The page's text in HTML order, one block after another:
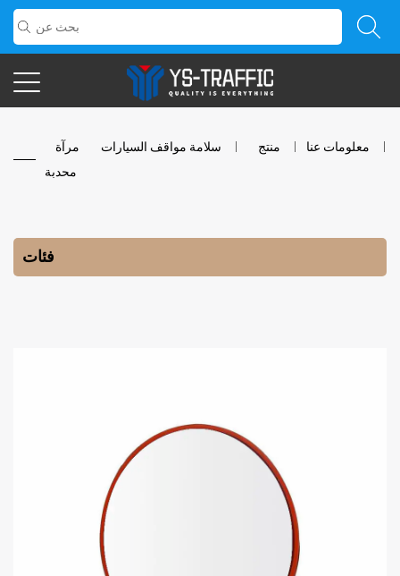
معلومات عنا منتج سلامة مواقف السيارات مرآة
محدبة
فئات